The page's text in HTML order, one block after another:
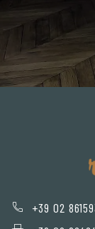
+39 02